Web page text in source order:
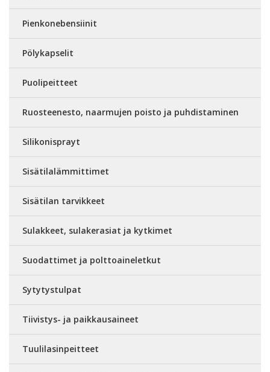
Pienkonebensiinit
Pölykapselit
Puolipeitteet
Ruosteenesto, naarmujen poisto ja puhdistaminen
Silikonisprayt
Sisätilalämmittimet
Sisätilan tarvikkeet
Sulakkeet, sulakerasiat ja kytkimet
Suodattimet ja polttoaineletkut
Sytytystulpat
Tiivistys- ja paikkausaineet
Tuulilasinpeitteet